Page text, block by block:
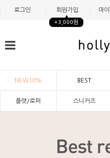
로그인 회원가입
+3,000원
마
NEW10% BEST
플랫/로퍼 스니커즈